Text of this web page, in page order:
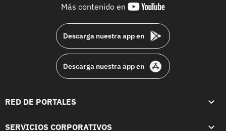
Más contenido en
youtube-
Descarga nuestra app en
Descarga nuestra app en
RED DE PORTALES
SERVICIOS CORPORATIVOS